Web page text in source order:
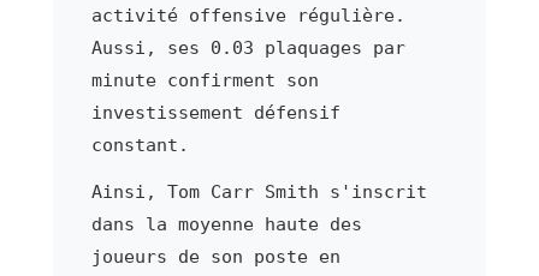
activité offensive régulière.
Aussi, ses 0.03 plaquages par
minute confirment son
investissement défensif
constant.
Ainsi, Tom Carr Smith s'inscrit
dans la moyenne haute des
joueurs de son poste en